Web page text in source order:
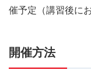
催予定（講習後に
開催方法